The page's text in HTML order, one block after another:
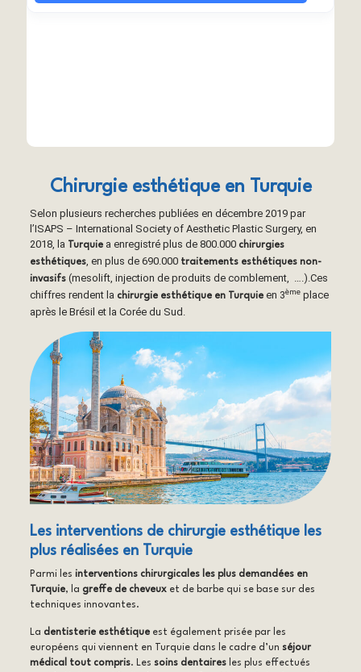
Chirurgie esthétique en Turquie
Selon plusieurs recherches publiées en décembre 2019 par
l’ISAPS – International Society of Aesthetic Plastic Surgery, en
2018, la
Turquiea enregistré plus de 800.000 chirurgies
esthétiques, en plus de 690.000 traitements esthétiques non-
invasifs(mesolift, injection de produits de comblement, ….).Ces
chiffres rendent la chirurgie esthétique en Turquieen 3èmeplace
après le Brésil et la Corée du Sud.
Les interventions de chirurgie esthétique les
plus réalisées en Turquie
Parmi les interventions chirurgicales les plus demandées en
Turquie, la greffe de cheveuxet de barbe qui se base sur des
techniques innovantes.
La dentisterie esthétiqueest également prisée par les
européens qui viennent en Turquie dans le cadre d’un séjour
médical tout compris. Les soins dentairesles plus effectués